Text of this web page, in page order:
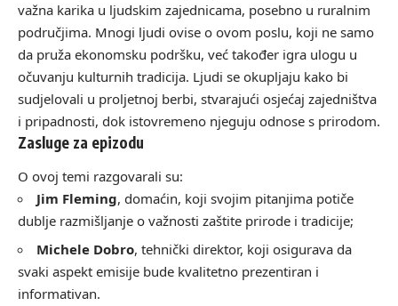
važna karika u ljudskim zajednicama, posebno u ruralnim
područjima. Mnogi ljudi ovise o ovom poslu, koji ne samo
da pruža ekonomsku podršku, već također igra ulogu u
očuvanju kulturnih tradicija. Ljudi se okupljaju kako bi
sudjelovali u proljetnoj berbi, stvarajući osjećaj zajedništva
i pripadnosti, dok istovremeno njeguju odnose s prirodom.
Zasluge za epizodu
O ovoj temi razgovarali su:
Jim Fleming, domaćin, koji svojim pitanjima potiče
dublje razmišljanje o važnosti zaštite prirode i tradicije;
Michele Dobro, tehnički direktor, koji osigurava da
svaki aspekt emisije bude kvalitetno prezentiran i
informativan.